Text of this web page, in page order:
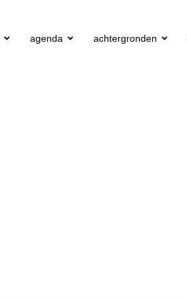
agenda achtergronden